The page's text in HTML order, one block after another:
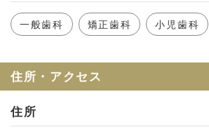
セルフチェック
一般歯科 矯正歯科 小児歯科
住所・アクセス
住所